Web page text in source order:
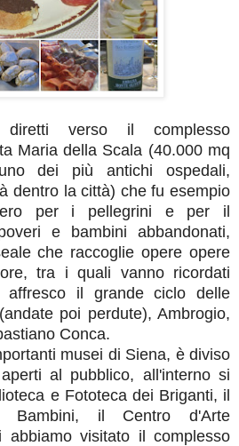
verso il complesso
Maria della Scala (40.000 mq
dei più antichi ospedali,
dentro la città) che fu esempio
per i pellegrini e per il
e bambini abbandonati,
che raccoglie opere opere
tra i quali vanno ricordati
affresco il grande ciclo delle
poi perdute), Ambrogio,
Conca.
musei di Siena, è diviso
al pubblico, all'interno si
e Fototeca dei Briganti, il
Bambini, il Centro d'Arte
abbiamo visitato il complesso